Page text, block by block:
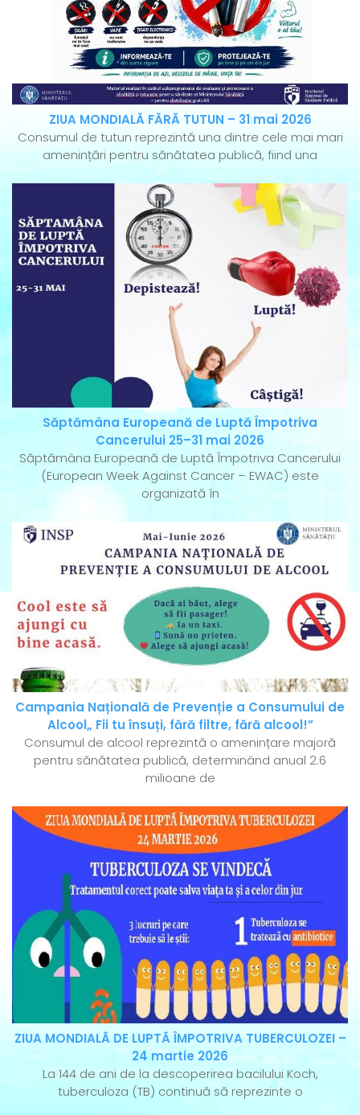
ZIUA MONDIALĂ FĂRĂ TUTUN – 31 mai 2026
Consumul de tutun reprezintă una dintre cele mai mari
amenințări pentru sănătatea publică, fiind una
Săptămâna Europeană de Luptă Împotriva
Cancerului 25–31 mai 2026
Săptămâna Europeană de Luptă Împotriva Cancerului
(European Week Against Cancer – EWAC) este
organizată în
Campania Națională de Prevenție a Consumului de
Alcool„ Fii tu însuți, fără filtre, fără alcool!”
Consumul de alcool reprezintă o amenințare majoră
pentru sănătatea publică, determinând anual 2.6
milioane de
ZIUA MONDIALĂ DE LUPTĂ ÎMPOTRIVA TUBERCULOZEI –
24 martie 2026
La 144 de ani de la descoperirea bacilului Koch,
tuberculoza (TB) continuă să reprezinte o